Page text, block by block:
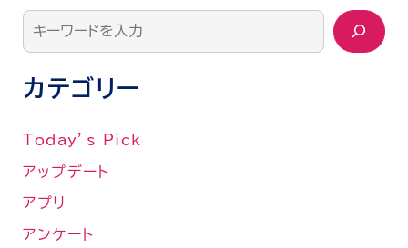
カテゴリー
Today’s Pick
アップデート
アプリ
アンケート